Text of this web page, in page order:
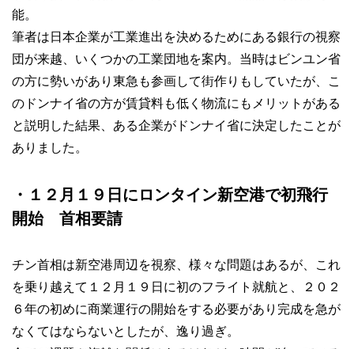
能。
筆者は日本企業が工業進出を決めるためにある銀行の視察
団が来越、いくつかの工業団地を案内。当時はビンユン省
の方に勢いがあり東急も参画して街作りもしていたが、こ
のドンナイ省の方が賃貸料も低く物流にもメリットがある
と説明した結果、ある企業がドンナイ省に決定したことが
ありました。
・１２月１９日にロンタイン新空港で初飛行
開始 首相要請
チン首相は新空港周辺を視察、様々な問題はあるが、これ
を乗り越えて１２月１９日に初のフライト就航と、２０２
６年の初めに商業運行の開始をする必要があり完成を急が
なくてはならないとしたが、逸り過ぎ。